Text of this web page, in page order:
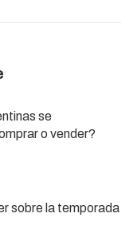
se
o vender?
sobre la temporada